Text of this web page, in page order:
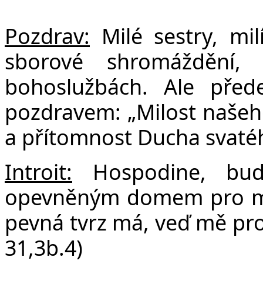
Pozdrav: Milé sestry,
sborové
bohoslužbách. Ale
pozdravem: „Milost
a přítomnost Ducha
Introit: Hospodine, bu
opevněným domem pro
pevná tvrz má, veď mě
31,3b.4)